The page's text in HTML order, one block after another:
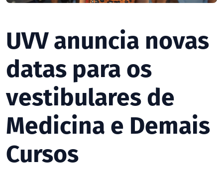
UVV anuncia novas
datas para os
vestibulares de
Medicina e Demais
Cursos